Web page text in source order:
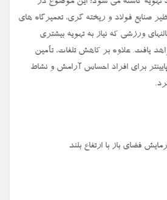
صنایع فولاد و ریخته گری، تعمیرگاه های
ورزشی که نیاز به تهویه بیشتری
یافت. علاوه بر کاهش تلفات، تأمین
برای افراد احساس آرامش و نشاط
.
فضای باز با ارتفاع بلند